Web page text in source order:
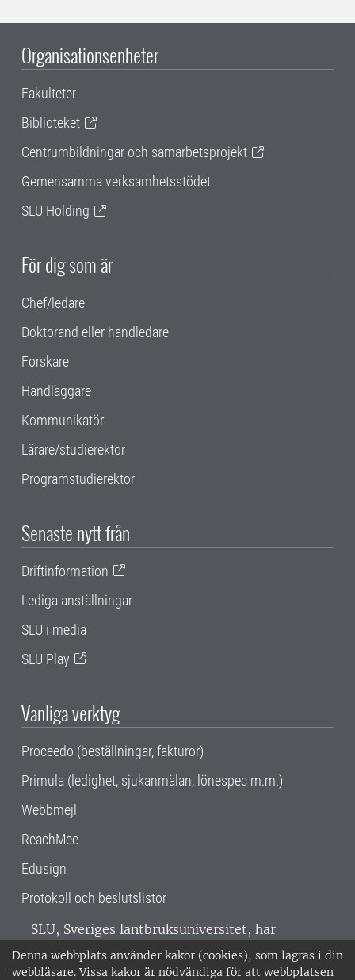
Denna webbplats använder kakor (cookies), som lagras i din
webbläsare. Vissa kakor är nödvändiga för att webbplatsen
Organisationsenheter
Fakulteter
Biblioteket
Centrumbildningar och samarbetsprojekt
Gemensamma verksamhetsstödet
SLU Holding
För dig som är
Chef/ledare
Doktorand eller handledare
Forskare
Handläggare
Kommunikatör
Lärare/studierektor
Programstudierektor
Senaste nytt från
Driftinformation
Lediga anställningar
SLU i media
SLU Play
Vanliga verktyg
Proceedo (beställningar, fakturor)
Primula (ledighet, sjukanmälan, lönespec m.m.)
Webbmejl
ReachMee
Edusign
Protokoll och beslutslistor
SLU, Sveriges lantbruksuniversitet, har
verksamhet över hela Sverige. Huvudorter är
Alnarp, Uppsala och Umeå.SLU är